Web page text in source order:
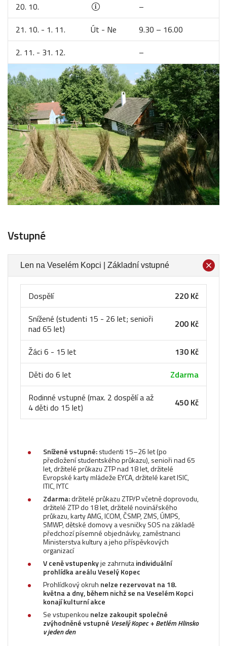
20. 10.
–
21. 10. - 1. 11.
Út - Ne
9.30 – 16.00
2. 11. - 31. 12.
–
Vstupné
Len na Veselém Kopci | Základní vstupné
Dospělí
220 Kč
Snížené (studenti 15 - 26 let; senioři
nad 65 let)
200 Kč
Žáci 6 - 15 let
130 Kč
Děti do 6 let
Zdarma
Rodinné vstupné (max. 2 dospělí a až
4 děti do 15 let)
450 Kč
Snížené vstupné:studenti 15–26 let (po
předložení studentského průkazu), senioři nad 65
let, držitelé průkazu ZTP nad 18 let, držitelé
Evropské karty mládeže EYCA, držitelé karet ISIC,
ITIC, IYTC
Zdarma:držitelé průkazu ZTP/P včetně doprovodu,
držitelé ZTP do 18 let, držitelé novinářského
průkazu, karty AMG, ICOM, ČSMP, ZMS, ÚMPS,
SMWP, dětské domovy a vesničky SOS na základě
předchozí písemné objednávky, zaměstnanci
Ministerstva kultury a jeho příspěvkových
organizací
V ceně vstupenkyje zahrnutaindividuální
prohlídka areálu Veselý Kopec
Prohlídkový okruh nelze rezervovat na 18.
května a dny, během nichž se na Veselém Kopci
konají kulturní akce
Se vstupenkou nelze zakoupit společné
zvýhodněné vstupné Veselý Kopec + Betlém Hlinsko
v jeden den